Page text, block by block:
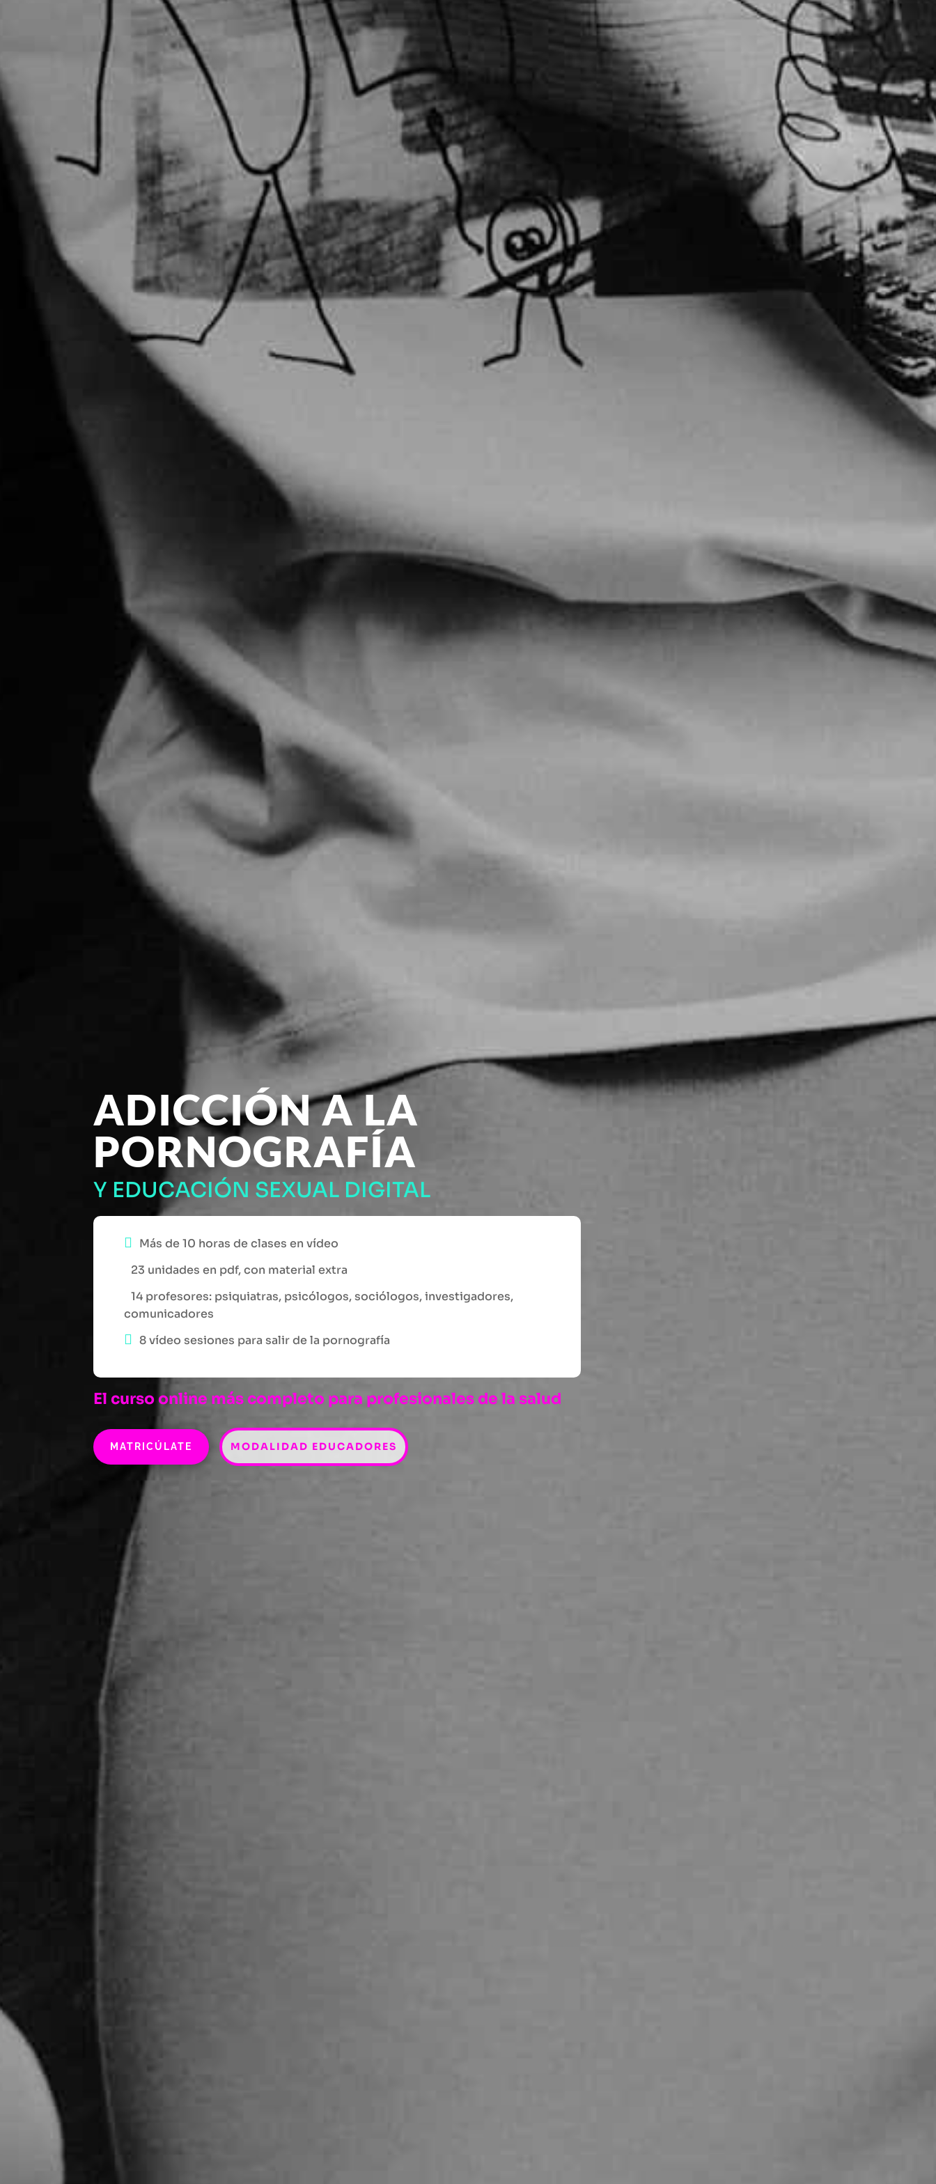
ADICCIÓN A LA
PORNOGRAFÍA
Y EDUCACIÓN SEXUAL DIGITAL
Más de 10 horas de clases en vídeo
23 unidades en pdf, con material extra
14 profesores: psiquiatras, psicólogos, sociólogos, investigadores,
comunicadores
8 vídeo sesiones para salir de la pornografía
El curso online más completo para profesionales de la salud
MATRICÚLATE MODALIDAD EDUCADORES